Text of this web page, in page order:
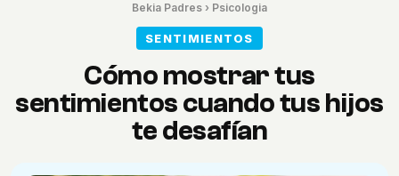
Bekia Padres › Psicologia
SENTIMIENTOS
Cómo mostrar tus
sentimientos cuando tus hijos
te desafían